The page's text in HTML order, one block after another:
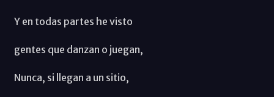
Y en todas partes he visto
gentes que danzan o juegan,
Nunca, si llegan a un sitio,